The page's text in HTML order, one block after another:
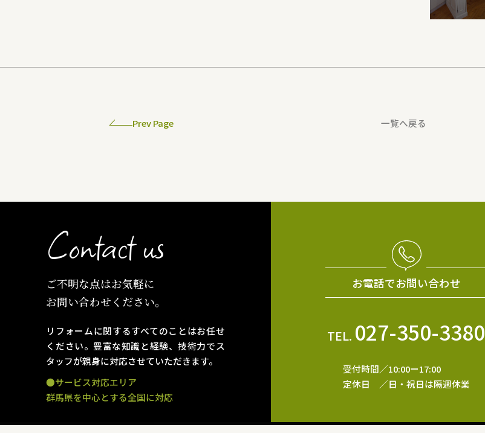
Prev Page 一覧へ戻る
Contact us
ご不明な点はお気軽に
お問い合わせください。
リフォームに関するすべてのことはお任せ
ください。 豊富な知識と経験、技術力でス
タッフが親身に対応させていただきます。
●サービス対応エリア
群馬県を中心とする全国に対応
お電話でお問い合わせ
TEL. 027-350-3380
受付時間／10:00ー17:00
定休日 ／日・祝日は隔週休業